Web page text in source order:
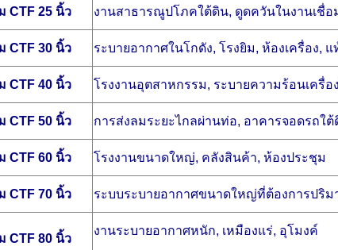
CTF 25 นิ้ว งานสาธารณูปโภคใต้ดิน, ดูดควันในงานเชื่อ
CTF 30 นิ้ว ระบายอากาศในโกดัง, โรงยิม, ห้องเครื่อง,
CTF 40 นิ้ว โรงงานอุตสาหกรรม, ระบายความร้อนเครื่อ
CTF 50 นิ้ว การส่งลมระยะไกลผ่านท่อ, อาคารจอดรถใต้
CTF 60 นิ้ว โรงงานขนาดใหญ่, คลังสินค้า, ห้องประชุม
CTF 70 นิ้ว ระบบระบายอากาศขนาดใหญ่ที่ต้องการปริ
CTF 80 นิ้ว
งานระบายอากาศหนัก, เหมืองแร่, อุโมงค์